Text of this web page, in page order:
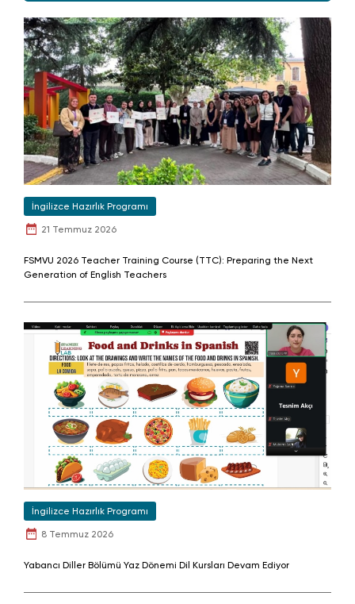
İngilizce Hazırlık Programı
21 Temmuz 2026
FSMVU 2026 Teacher Training Course (TTC): Preparing the Next
Generation of English Teachers
İngilizce Hazırlık Programı
8 Temmuz 2026
Yabancı Diller Bölümü Yaz Dönemi Dil Kursları Devam Ediyor